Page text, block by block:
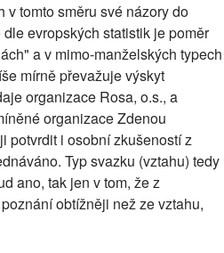
v tomto směru své názory do
evropských statistik je poměr
a v mimo-manželských typech
mírně převažuje výskyt
organizace Rosa, o.s., a
organizace Zdenou
potvrdit i osobní zkušeností z
Typ svazku (vztahu) tedy
ano, tak jen v tom, že z
obtížněji než ze vztahu,